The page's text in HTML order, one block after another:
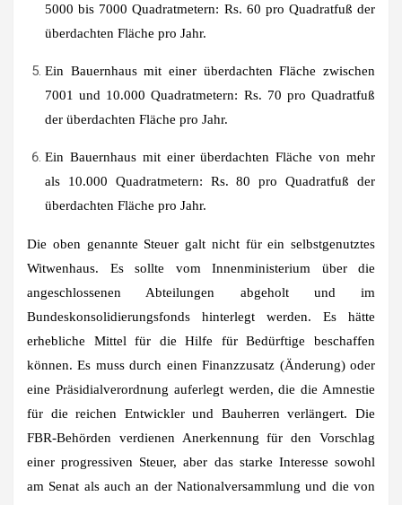
5000 bis 7000 Quadratmetern: Rs. 60 pro Quadratfuß der
überdachten Fläche pro Jahr.
Ein Bauernhaus mit einer überdachten Fläche zwischen
7001 und 10.000 Quadratmetern: Rs. 70 pro Quadratfuß
der überdachten Fläche pro Jahr.
Ein Bauernhaus mit einer überdachten Fläche von mehr
als 10.000 Quadratmetern: Rs. 80 pro Quadratfuß der
überdachten Fläche pro Jahr.
Die oben genannte Steuer galt nicht für ein selbstgenutztes
Witwenhaus. Es sollte vom Innenministerium über die
angeschlossenen Abteilungen abgeholt und im
Bundeskonsolidierungsfonds hinterlegt werden. Es hätte
erhebliche Mittel für die Hilfe für Bedürftige beschaffen
können. Es muss durch einen Finanzzusatz (Änderung) oder
eine Präsidialverordnung auferlegt werden, die die Amnestie
für die reichen Entwickler und Bauherren verlängert. Die
FBR-Behörden verdienen Anerkennung für den Vorschlag
einer progressiven Steuer, aber das starke Interesse sowohl
am Senat als auch an der Nationalversammlung und die von